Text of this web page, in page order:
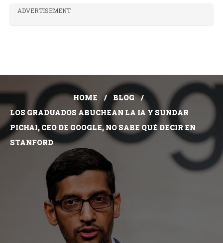
ADVERTISEMENT
HOME
BLOG
LOS GRADUADOS ABUCHEAN LA IA Y SUNDAR
PICHAI, CEO DE GOOGLE, NO SABE QUÉ DECIR EN
STANFORD